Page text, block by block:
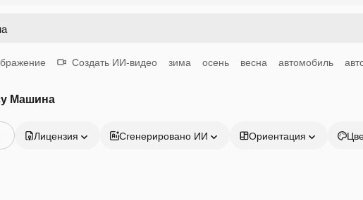
Создать ИИ-видео зима осень весна автомобиль
Машина
Лицензия Сгенерировано ИИ Ориентация